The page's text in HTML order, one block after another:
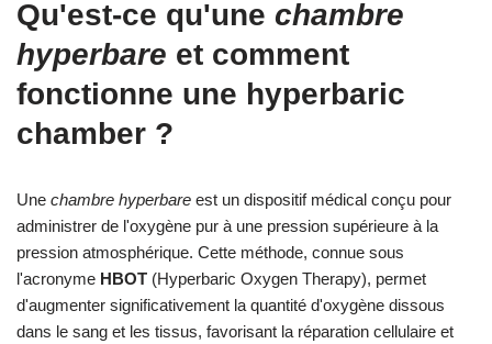
Qu'est-ce qu'une chambre
hyperbare et comment
fonctionne une hyperbaric
chamber ?
Une chambre hyperbare est un dispositif médical conçu pour
administrer de l'oxygène pur à une pression supérieure à la
pression atmosphérique. Cette méthode, connue sous
l'acronyme HBOT (Hyperbaric Oxygen Therapy), permet
d'augmenter significativement la quantité d'oxygène dissous
dans le sang et les tissus, favorisant la réparation cellulaire et